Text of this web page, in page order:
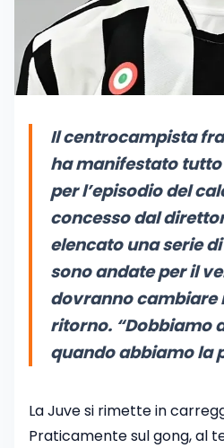
Il centrocampista
ha manifestato
per l’episodio del
concesso dal
elencato una serie
sono andate per il
dovranno cambiare
ritorno. “Dobbiamo
quando abbiamo la
La Juve si rimette in
Praticamente sul gong, al